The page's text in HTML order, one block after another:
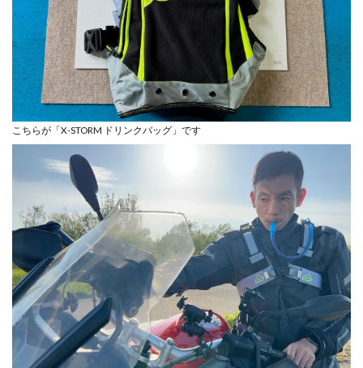
こちらが「X-STORM ドリンクバッグ」です